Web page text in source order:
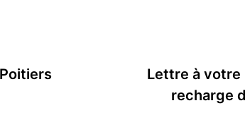
Lettre à votre
recharge